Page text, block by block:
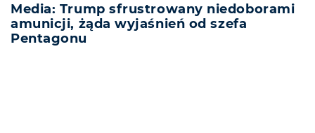
Media: Trump sfrustrowany niedoborami
amunicji, żąda wyjaśnień od szefa
Pentagonu